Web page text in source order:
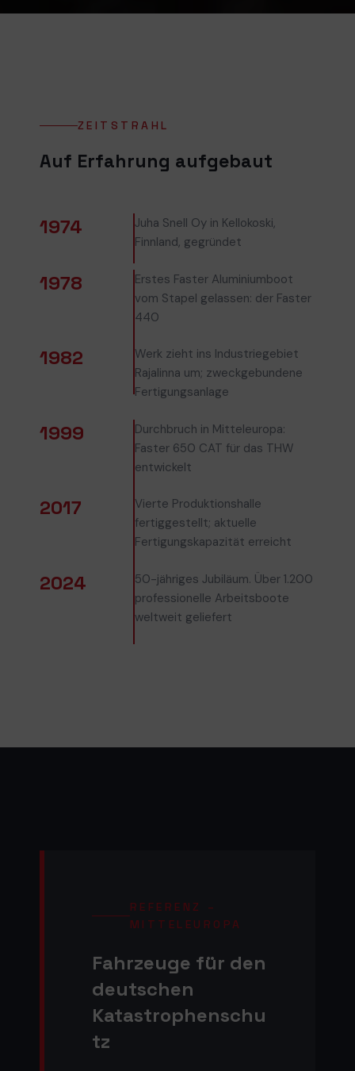
ZEITSTRAHL
Auf Erfahrung aufgebaut
1974
Juha Snell Oy in Kellokoski,
Finnland, gegründet
1978
Erstes Faster Aluminiumboot
vom Stapel gelassen: der Faster
440
1982
Werk zieht ins Industriegebiet
Rajalinna um; zweckgebundene
Fertigungsanlage
1999
Durchbruch in Mitteleuropa:
Faster 650 CAT für das THW
entwickelt
2017
Vierte Produktionshalle
fertiggestellt; aktuelle
Fertigungskapazität erreicht
2024
50-jähriges Jubiläum. Über 1.200
professionelle Arbeitsboote
weltweit geliefert
REFERENZ –
MITTELEUROPA
Fahrzeuge für den
deutschen
Katastrophenschu
tz